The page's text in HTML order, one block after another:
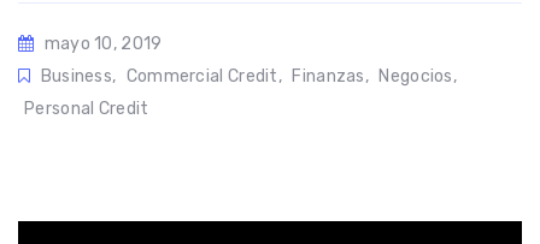
mayo 10, 2019
Business, Commercial Credit, Finanzas, Negocios,
Personal Credit